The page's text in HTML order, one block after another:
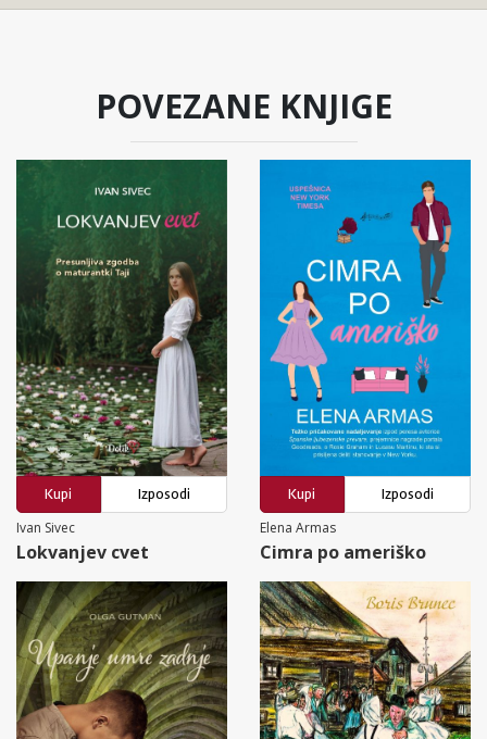
POVEZANE KNJIGE
Kupi
Izposodi
Ivan Sivec
Lokvanjev cvet
Kupi
Izposodi
Elena Armas
Cimra po ameriško